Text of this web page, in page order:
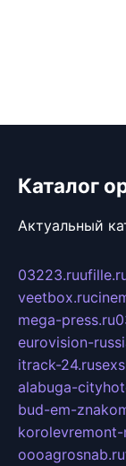
Каталог
Актуальный
03223.ru
veetbox.ru
mega-press.ru
eurovision-
itrack-24.ru
alabuga-
bud-em-
korolevremont-
oooagrosnab.ru